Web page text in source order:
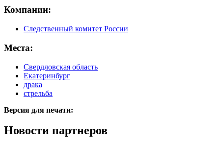
Компании:
Следственный комитет России
Места:
Свердловская область
Екатеринбург
драка
стрельба
Версия для печати:
Новости партнеров